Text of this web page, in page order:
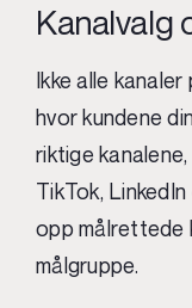
Kanalvalg
Ikke alle
hvor kundene
riktige
TikTok,
opp målrettede
målgruppe.